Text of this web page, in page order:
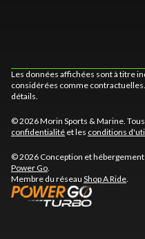
Les données affichées sont à titre
considérées comme
détails.
© 2026 Morin Sports & Marine.
confidentialité et les conditions
© 2026 Conception et hébergement
Power Go
Membre du réseau Shop A Ride